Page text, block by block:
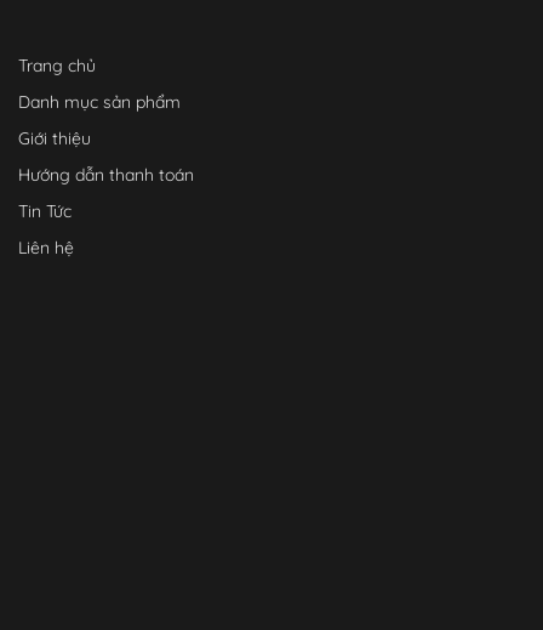
Trang chủ
Danh mục sản phẩm
Giới thiệu
Hướng dẫn thanh toán
Tin Tức
Liên hệ